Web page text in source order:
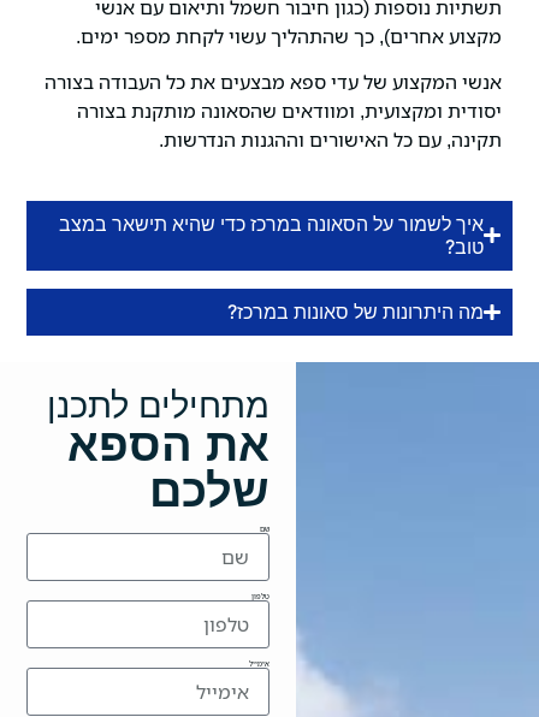
תשתיות נוספות (כגון חיבור חשמל ותיאום עם אנשי
מקצוע אחרים), כך שהתהליך עשוי לקחת מספר ימים.
אנשי המקצוע של עדי ספא מבצעים את כל העבודה בצורה
יסודית ומקצועית, ומוודאים שהסאונה מותקנת בצורה
תקינה, עם כל האישורים וההגנות הנדרשות.
איך לשמור על הסאונה במרכז כדי שהיא תישאר במצב
טוב?
מה היתרונות של סאונות במרכז?
מתחילים לתכנן
את הספא
שלכם